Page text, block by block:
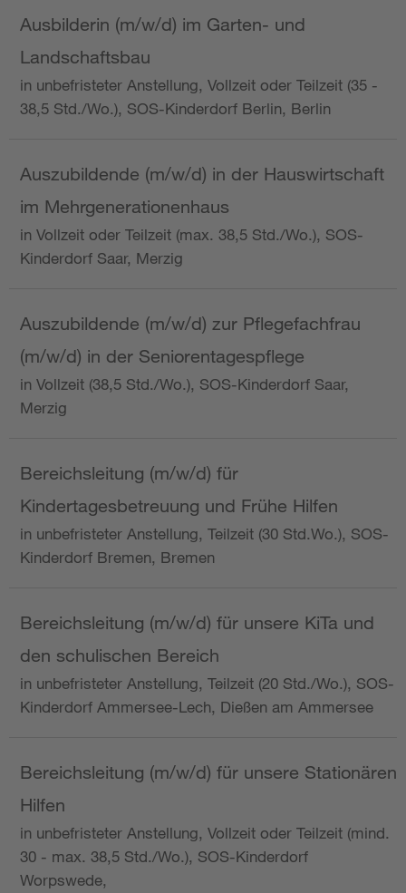
Ausbilderin (m/w/d) im Garten- und
Landschaftsbau
in unbefristeter Anstellung, Vollzeit oder Teilzeit (35 -
38,5 Std./Wo.), SOS-Kinderdorf Berlin, Berlin
Auszubildende (m/w/d) in der Hauswirtschaft
im Mehrgenerationenhaus
in Vollzeit oder Teilzeit (max. 38,5 Std./Wo.), SOS-
Kinderdorf Saar, Merzig
Auszubildende (m/w/d) zur Pflegefachfrau
(m/w/d) in der Seniorentagespflege
in Vollzeit (38,5 Std./Wo.), SOS-Kinderdorf Saar,
Merzig
Bereichsleitung (m/w/d) für
Kindertagesbetreuung und Frühe Hilfen
in unbefristeter Anstellung, Teilzeit (30 Std.Wo.), SOS-
Kinderdorf Bremen, Bremen
Bereichsleitung (m/w/d) für unsere KiTa und
den schulischen Bereich
in unbefristeter Anstellung, Teilzeit (20 Std./Wo.), SOS-
Kinderdorf Ammersee-Lech, Dießen am Ammersee
Bereichsleitung (m/w/d) für unsere Stationären
Hilfen
in unbefristeter Anstellung, Vollzeit oder Teilzeit (mind.
30 - max. 38,5 Std./Wo.), SOS-Kinderdorf
Worpswede,